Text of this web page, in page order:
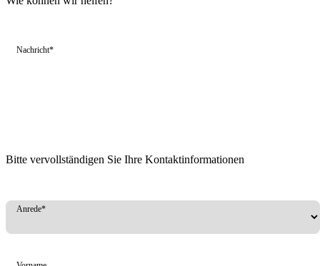
Nachricht*
Bitte vervollständigen Sie Ihre Kontaktinformationen
Anrede*